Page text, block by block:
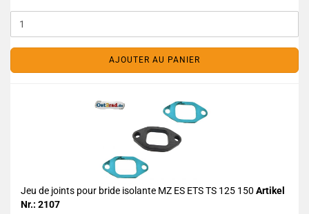
AJOUTER AU PANIER
Jeu de joints pour bride isolante MZ ES ETS TS 125 150 Artikel
Nr.: 2107